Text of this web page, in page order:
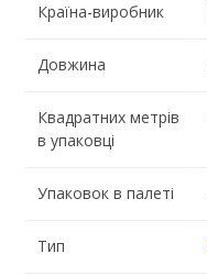
Країна-виробник
Довжина
Квадратних метрів
в упаковці
Упаковок в палеті
Тип